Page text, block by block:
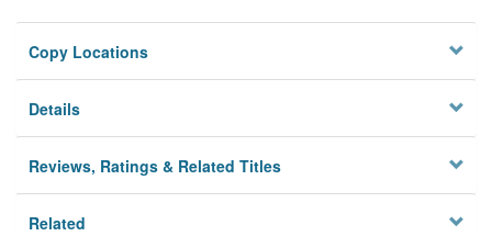
Copy Locations
Details
Reviews, Ratings & Related Titles
Related